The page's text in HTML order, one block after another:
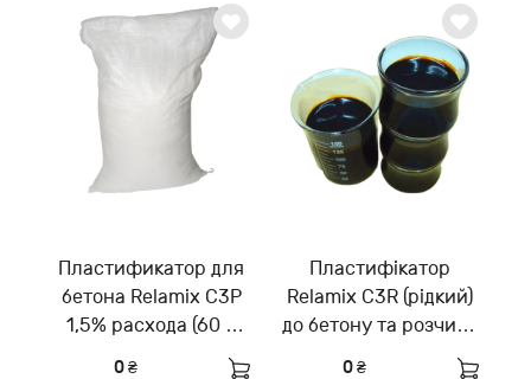
Пластификатор для
бетона Relamix С3Р
1,5% расхода (60 л
готового раствора)
0 ₴
Пластифікатор
Relamix С3R (рідкий)
до бетону та розчину
, на оборонні споруди
0 ₴